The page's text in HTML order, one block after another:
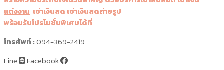
แต่งงาน เช่าเงินสด เช่าเงินสดถ่ายรูป
พร้อมรับโปรโมชั่นพิเศษได้ที่
โทรศัพท์ :094-369-2419
Line
Facebook